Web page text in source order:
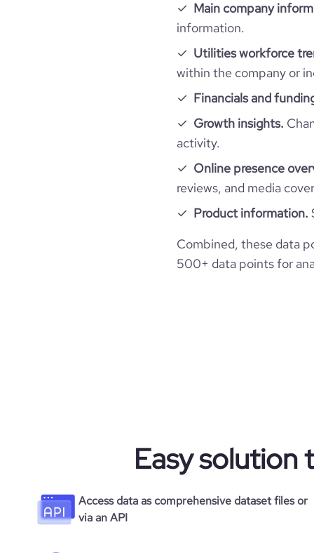
employees_count
hq_country_iso3
hq_full_address
Follower counts & changes
followers_count_professional_network
Technographics
num_technologies_used
professional_network_url
total_website_visits_monthly
Main company
information.
Utilities workforce
within the company or
Financials and
Growth insights.
activity.
Online presence
reviews, and media
Product information.
Combined, these data
500+ data points for
Easy solution
Access data as comprehensive dataset files or
via an API